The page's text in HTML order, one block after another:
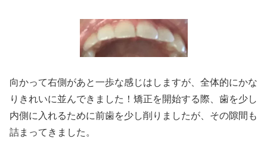
向かって右側があと一歩な感じはしますが、全体的にかな
りきれいに並んできました！矯正を開始する際、歯を少し
内側に入れるために前歯を少し削りましたが、その隙間も
詰まってきました。